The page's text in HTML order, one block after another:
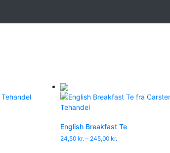
English Breakfast Te
24,50 kr. – 245,00 kr.